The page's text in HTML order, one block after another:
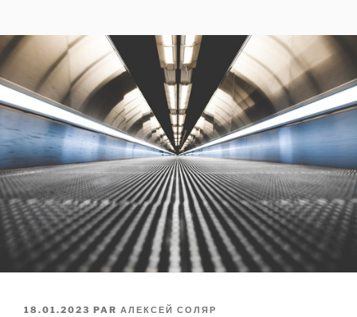
PUBLIÉ
18.01.2023 PAR АЛЕКСЕЙ СОЛЯР